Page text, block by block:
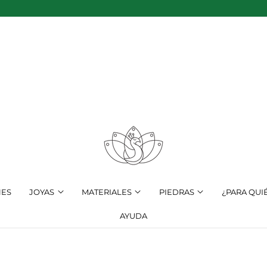
JOYAS MATERIALES PIEDRAS ¿PARA
AYUDA